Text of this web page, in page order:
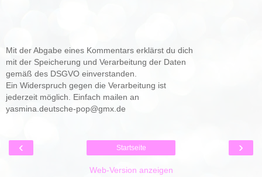
Mit der Abgabe eines Kommentars erklärst du dich
mit der Speicherung und Verarbeitung der Daten
gemäß des DSGVO einverstanden.
Ein Widerspruch gegen die Verarbeitung ist
jederzeit möglich. Einfach mailen an
yasmina.deutsche-pop@gmx.de
‹ ›
Startseite
Web-Version anzeigen